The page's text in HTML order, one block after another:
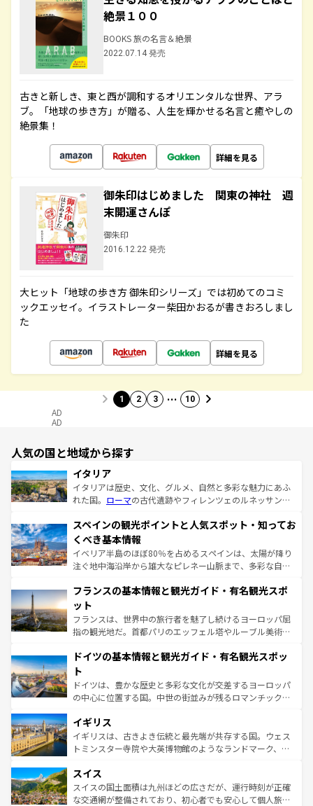
絶景１００
BOOKS 旅の名言＆絶景
2022.07.14 発売
古きと新しき、東と西が調和するオリエンタルな世界、アラ
ブ。「地球の歩き方」が贈る、人生を輝かせる名言と癒やしの
絶景集！
詳細を見る
御朱印はじめました 関東の神社 週
末開運さんぽ
御朱印
2016.12.22 発売
大ヒット「地球の歩き方 御朱印シリーズ」では初めてのコミ
ックエッセイ。イラストレーター柴田かおるが書きおろしまし
た
詳細を見る
1 2 3 … 10
AD
AD
人気の国と地域から探す
イタリア
イタリアは歴史、文化、グルメ、自然と多彩な魅力にあふ
れた国。 ローマの古代遺跡やフィレンツェのルネッサンス
ろん、トスカーナの美しい田園風景やアマルフィ海岸の絶
景など、自然景観も見逃せない。観光の合間には、本場の
ピザやパスタなど、絶品のイタリア料理を堪能することも
できる。朝目覚めてから夜眠るまで、すべての瞬間を楽し
なお、新着のイタリア情報はコンテンツ一覧を参照してほ
しい。
スペインの観光ポイントと人気スポット・知ってお
くべき基本情報
イベリア半島のほぼ80％を占めるスペインは、太陽が降り
注ぐ地中海沿岸から雄大なピレネー山脈まで、多彩な自然
文化が根付くこの国では、情熱的なフラメンコ、熱気あふ
れる闘牛、そして美味しいタパスが生活の一部となってい
る。首都マドリードの洗練された雰囲気や、バルセロナの
アートに溢れた街角から、地方では古代ローマ遺跡や中世
せる。地方によって風土や気候が異なるスペインはその個
ンテンツ一覧 を参照してほしい。
フランスの基本情報と観光ガイド・有名観光スポ
ット
フランスは、世界中の旅行者を魅了し続けるヨーロッパ屈
指の観光地だ。首都パリのエッフェル塔やルーブル美術館
で、幅広い魅力が詰まっている。華麗な宮殿、歴史的な大
聖堂、美しいビーチ、そして豊かな自然が、訪れる者を心
から魅了する。また、フランスは美食の国としても知ら
れ、フランス料理はユネスコ無形文化遺産にも登録されて
香り高いラベンダー畑など、多彩な楽しみ方が可能だ。さ
らに、パリ以外の地域にも魅力が溢れており、どの街角に
も豊かな歴史と文化が息づいている。パリ以外の個性あふ
を参照してほしい。
ドイツの基本情報と観光ガイド・有名観光スポッ
ト
ドイツは、豊かな歴史と多彩な文化が交差するヨーロッパ
の中心に位置する国。中世の街並みが残るロマンチック街
顔を持つこの国は、どこを歩いても飽きることがない。ベ
ルリンの文化的活気、バイエルン州のアルプスの絶景、そ
してライン川沿いのワイン畑といった風景は必見。ビール
は、お酒好きな人にはぜひ体験してほしい。 なお、新着の
ドイツ情報はコンテンツ一覧を参照してほしい。
イギリス
イギリスは、古きよき伝統と最先端が共存する国。ウェス
トミンスター寺院や大英博物館のようなランドマーク、歴
リアごとに異なる魅力がある。また、優雅なアフタヌーン
ティー、ビール好きにはたまらない英国パブ、サッカー観
戦など、本場だからこそできる体験も豊富。イギリスを旅
スイス
スイスの国土面積は九州ほどの広さだが、運行時刻が正確
な交通網が整備されており、初心者でも安心して個人旅行